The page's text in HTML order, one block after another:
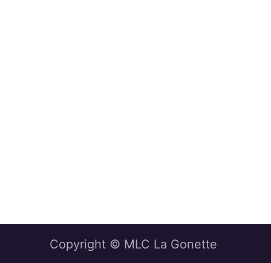
Copyright © MLC La Gonette